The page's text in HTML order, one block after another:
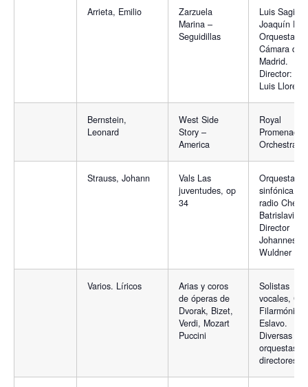
Arrieta, Emilio
Zarzuela
Marina –
Seguidillas
Luis Sagi-
Joaquín
Orquesta de
Cámara de
Madrid.
Director:
Luis Lloret
Bernstein,
Leonard
West Side
Story –
America
Royal
Promenade
Orchestra
Strauss, Johann
Vals Las
juventudes, op
34
Orquesta
sinfónica
radio Checa,
Batrislavia.
Director
Johannes
Wuldner
Varios. Líricos
Arias y coros
de óperas de
Dvorak, Bizet,
Verdi, Mozart
Puccini
Solistas
vocales,
Filarmónico
Eslavo.
Diversas
orquestas y
directores